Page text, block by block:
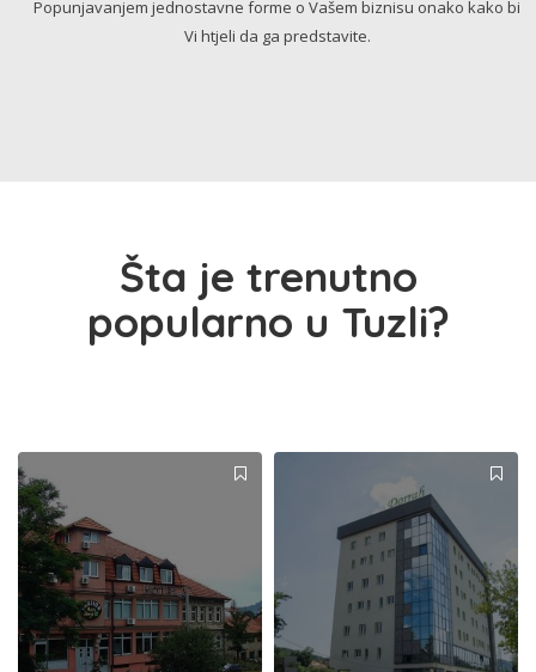
Popunjavanjem jednostavne forme o Vašem biznisu onako kako bi
Vi htjeli da ga predstavite.
Šta je trenutno
popularno u Tuzli?